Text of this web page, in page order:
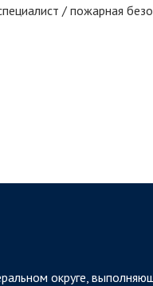
/ пожарная
округе,